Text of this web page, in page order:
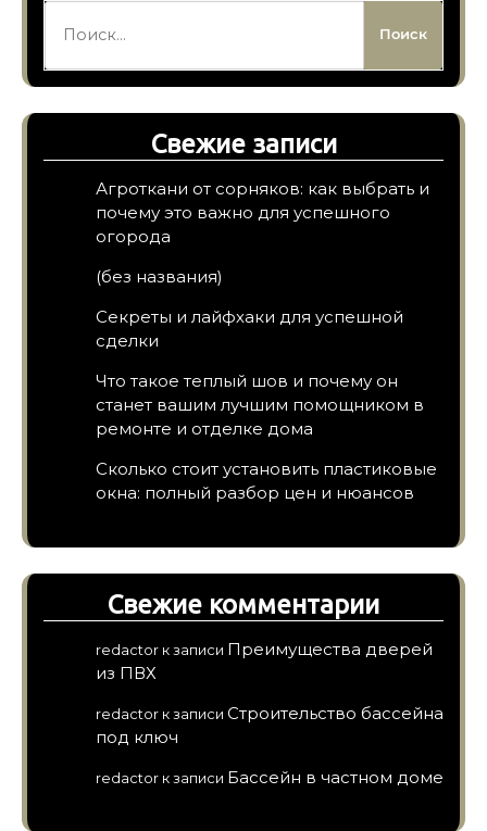
Свежие записи
Агроткани от сорняков: как выбрать и
почему это важно для успешного
огорода
(без названия)
Секреты и лайфхаки для успешной
сделки
Что такое теплый шов и почему он
станет вашим лучшим помощником в
ремонте и отделке дома
Сколько стоит установить пластиковые
окна: полный разбор цен и нюансов
Свежие комментарии
redactor к записи Преимущества дверей
из ПВХ
redactor к записи Строительство бассейна
под ключ
redactor к записи Бассейн в частном доме